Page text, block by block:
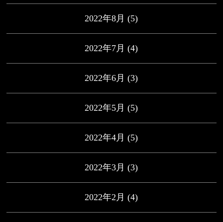
2022年8月 (5)
2022年7月 (4)
2022年6月 (3)
2022年5月 (5)
2022年4月 (5)
2022年3月 (3)
2022年2月 (4)